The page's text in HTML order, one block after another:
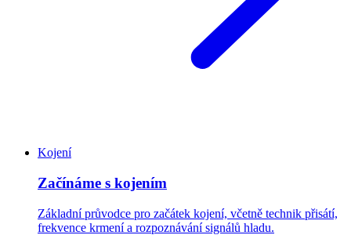
Kojení
Začínáme s kojením
Základní průvodce pro začátek kojení, včetně technik přisátí,
frekvence krmení a rozpoznávání signálů hladu.